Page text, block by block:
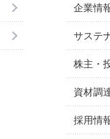
企業情
サステ
株主・
資材調
採用情